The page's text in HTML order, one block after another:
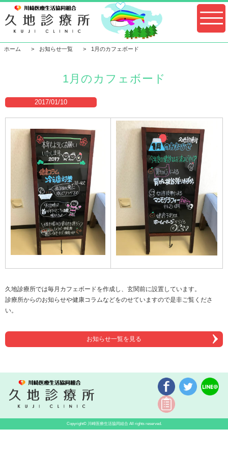
ホーム お知らせ一覧 1月のカフェボード
1月のカフェボード
2017/01/10
久地診療所では毎月カフェボードを作成し、玄関前に設置しています。
診療所からのお知らせや健康コラムなどをのせていますので是非ご覧くださ
い。
お知らせ一覧を見る
Copyright© 川崎医療生活協同組合All rights reserved.